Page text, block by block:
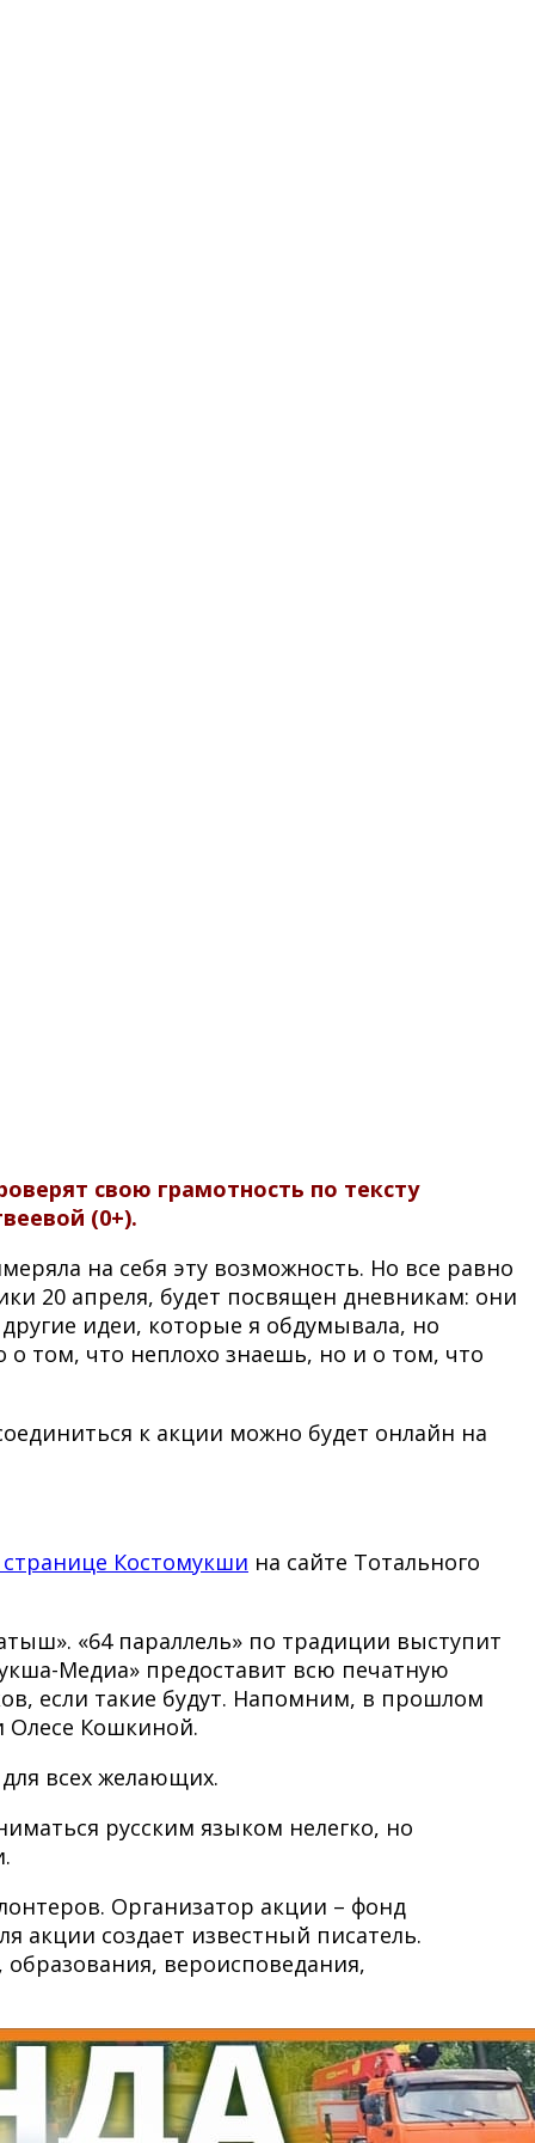
свою грамотность по тексту
(0+).
на себя эту возможность. Но все равно
20 апреля, будет посвящен дневникам: они
идеи, которые я обдумывала, но
о том, что неплохо знаешь, но и о том, что
к акции можно будет онлайн на
Костомукши на сайте Тотального
«64 параллель» по традиции выступит
Медиа» предоставит всю печатную
если такие будут. Напомним, в прошлом
Олесе Кошкиной.
всех желающих.
русским языком нелегко, но
Организатор акции – фонд
акции создает известный писатель.
вероисповедания,